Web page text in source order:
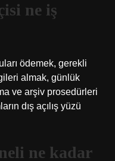
ne iş
ödemek, gerekli
almak, günlük
ve arşiv prosedürleri
dış açılış yüzü
ne kadar